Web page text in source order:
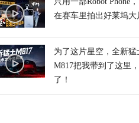
在赛车里拍出好莱坞大
为了这片星空，全新猛
M817把我带到了这里
了！